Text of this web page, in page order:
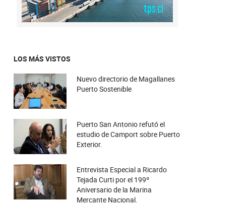
LOS MÁS VISTOS
Nuevo directorio de Magallanes
Puerto Sostenible
Puerto San Antonio refutó el
estudio de Camport sobre Puerto
Exterior.
Entrevista Especial a Ricardo
Tejada Curti por el 199º
Aniversario de la Marina
Mercante Nacional.